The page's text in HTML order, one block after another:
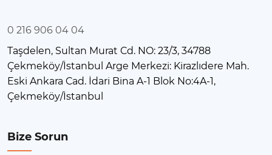
0 216 906 04 04
Taşdelen, Sultan Murat Cd. NO: 23/3, 34788
Çekmeköy/İstanbul Arge Merkezi: Kirazlıdere Mah.
Eski Ankara Cad. İdari Bina A-1 Blok No:4A-1,
Çekmeköy/İstanbul
Bize Sorun